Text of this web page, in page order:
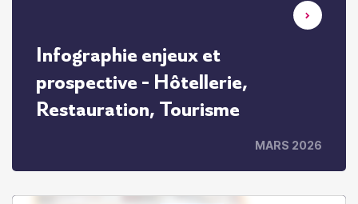
Infographie enjeux et
prospective - Hôtellerie,
Restauration, Tourisme
MARS 2026